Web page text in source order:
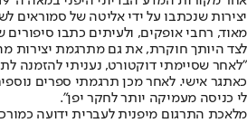
יצירות שנכתבו על ידי אליטה של סמוראים
מאוד, רחבי אופקים, ולעיתים כתבו
לצד היותך חוקרת, את גם מתרגמת יצירות
"לאחר שסיימתי דוקטורט, נעניתי להזמנה
כאתגר אישי. לאחר מכן תרגמתי ספרים
לי כניסה מעמיקה יותר לחקר יפן".
מלאכת התרגום מיפנית לעברית ידועה